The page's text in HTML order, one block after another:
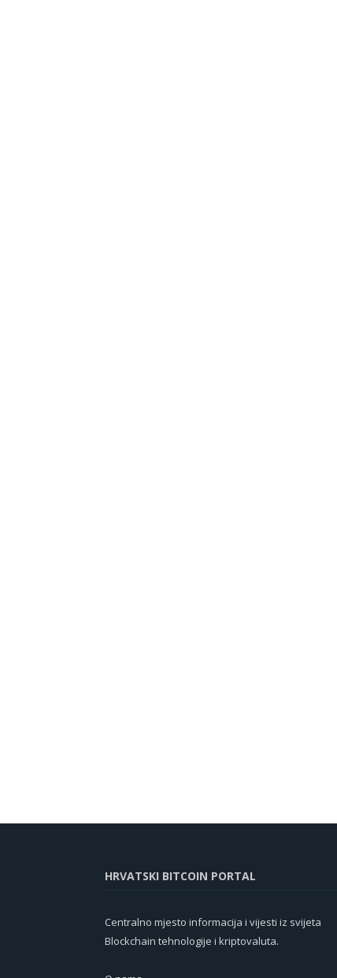
HRVATSKI BITCOIN PORTAL
Centralno mjesto informacija i vijesti iz svijeta
Blockchain tehnologije i kriptovaluta.